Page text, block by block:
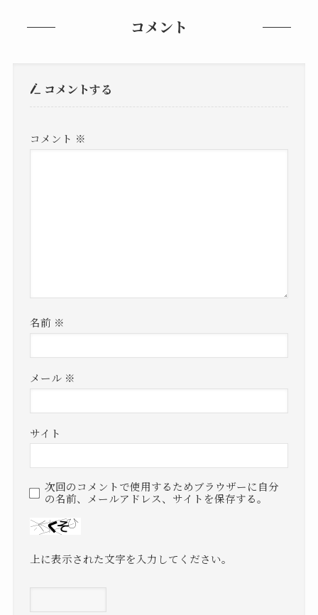
コメント
コメントする
コメント ※
名前 ※
メール ※
サイト
次回のコメントで使用するためブラウザーに自分
の名前、メールアドレス、サイトを保存する。
上に表示された文字を入力してください。